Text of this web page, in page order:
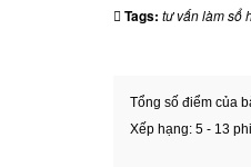
Tags: tư vấn làm sổ
Tổng số điểm của
Xếp hạng: 5 - 13